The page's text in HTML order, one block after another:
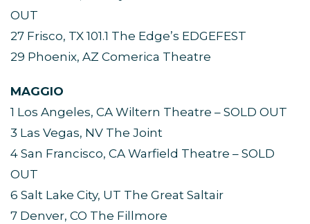
OUT
27 Frisco, TX 101.1 The Edge’s EDGEFEST
29 Phoenix, AZ Comerica Theatre
MAGGIO
1 Los Angeles, CA Wiltern Theatre – SOLD OUT
3 Las Vegas, NV The Joint
4 San Francisco, CA Warfield Theatre – SOLD
OUT
6 Salt Lake City, UT The Great Saltair
7 Denver, CO The Fillmore